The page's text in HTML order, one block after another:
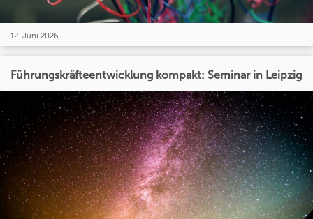
12. Juni 2026
Führungskräfteentwicklung kompakt: Seminar in Leipzig